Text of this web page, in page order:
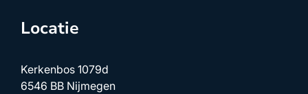
Locatie
Kerkenbos 1079d
6546 BB Nijmegen